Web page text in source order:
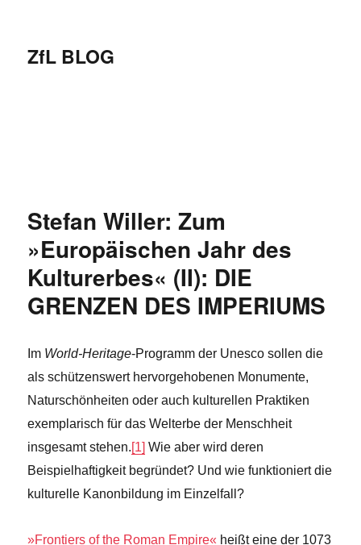
ZfL BLOG
Stefan Willer: Zum
»Europäischen Jahr des
Kulturerbes« (II): DIE
GRENZEN DES IMPERIUMS
Im World-Heritage-Programm der Unesco sollen die
als schützenswert hervorgehobenen Monumente,
Naturschönheiten oder auch kulturellen Praktiken
exemplarisch für das Welterbe der Menschheit
insgesamt stehen.[1] Wie aber wird deren
Beispielhaftigkeit begründet? Und wie funktioniert die
kulturelle Kanonbildung im Einzelfall?
»Frontiers of the Roman Empire« heißt eine der 1073